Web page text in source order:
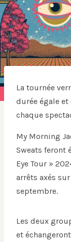
La tournée
durée égale
chaque
My Morning
Sweats feront
Eye Tour »
arrêts axés
septembre.
Les deux
et